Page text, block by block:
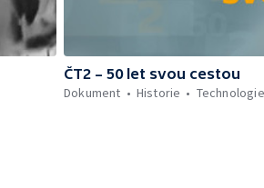
ČT2 – 50 let svou cestou
Dokument
Historie Technologie